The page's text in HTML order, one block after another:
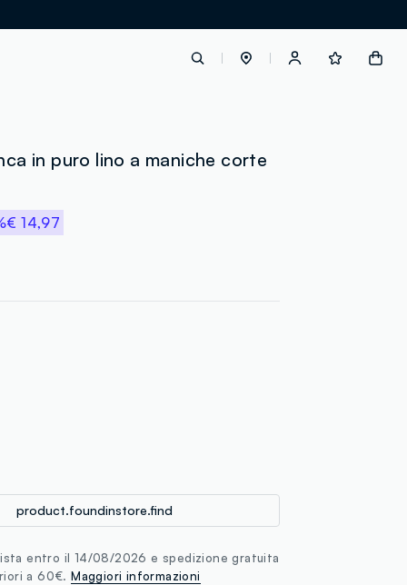
in puro lino a maniche corte
€ 14,97
product.foundinstore.find
entro il 14/08/2026 e spedizione gratuita
a 60€.Maggiori informazioni